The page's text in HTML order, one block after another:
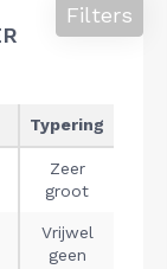
Filters